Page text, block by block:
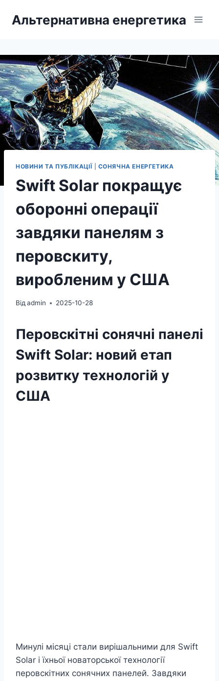
Альтернативна енергетика
НОВИНИ ТА ПУБЛІКАЦІЇ| СОНЯЧНА ЕНЕРГЕТИКА
Swift Solar покращує
оборонні операції
завдяки панелям з
перовскиту,
виробленим у США
Від admin 2025-10-28
Перовскітні сонячні панелі
Swift Solar: новий етап
розвитку технологій у
США
Минулі місяці стали вирішальними для Swift
Solar і їхньої новаторської технології
перовскітних сонячних панелей. Завдяки